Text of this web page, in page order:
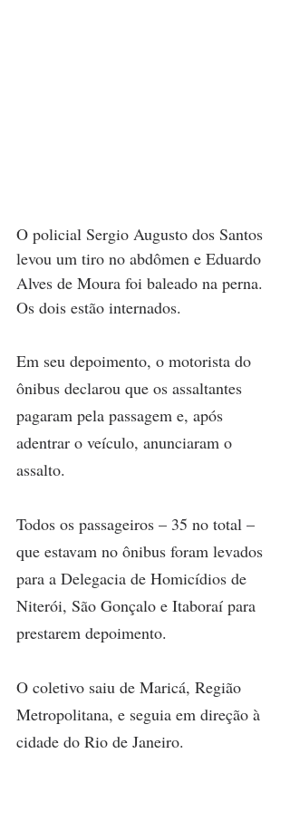
O policial Sergio Augusto dos Santos
levou um tiro no abdômen e Eduardo
Alves de Moura foi baleado na perna.
Os dois estão internados.
Em seu depoimento, o motorista do
ônibus declarou que os assaltantes
pagaram pela passagem e, após
adentrar o veículo, anunciaram o
assalto.
Todos os passageiros – 35 no total –
que estavam no ônibus foram levados
para a Delegacia de Homicídios de
Niterói, São Gonçalo e Itaboraí para
prestarem depoimento.
O coletivo saiu de Maricá, Região
Metropolitana, e seguia em direção à
cidade do Rio de Janeiro.